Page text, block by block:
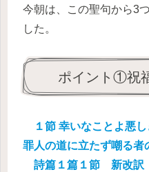
今朝は、この聖句から3
した。
ポイント①祝
１節 幸いなことよ悪
罪人の道に立たず嘲る者
詩篇１篇１節 新改訳